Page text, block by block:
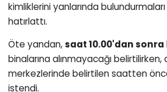
kimliklerini yanlarında
hatırlattı.
Öte yandan,saat 10.00'dan sonra
binalarına alınmayacağı belirtilirken,
merkezlerinde belirtilen saatten
istendi.